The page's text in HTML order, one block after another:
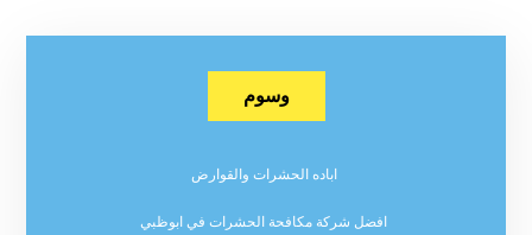
وسوم
اباده الحشرات والقوارض
افضل شركة مكافحة الحشرات في ابوظبي